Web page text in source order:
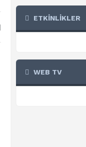
ETKİNLİKLER
WEB TV